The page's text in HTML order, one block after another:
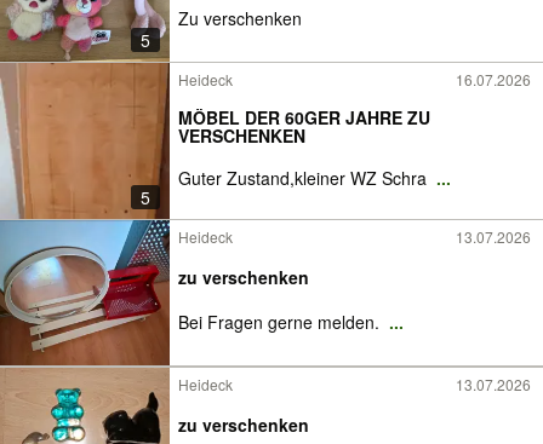
5
Zu verschenken
5
Heideck 16.07.2026
MÖBEL DER 60GER JAHRE ZU
VERSCHENKEN
Guter Zustand,kleiner WZ Schra ...
Heideck 13.07.2026
zu verschenken
Bei Fragen gerne melden. ...
Heideck 13.07.2026
zu verschenken